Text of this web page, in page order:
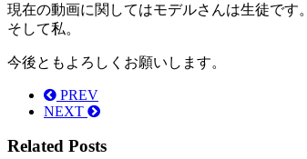
現在の動画に関してはモデルさんは生徒です。
そして私。
今後ともよろしくお願いします。
PREV
NEXT
Related Posts